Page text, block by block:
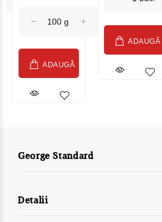
ADAUGĂ
ADAUGĂ
George Standard
Detalii